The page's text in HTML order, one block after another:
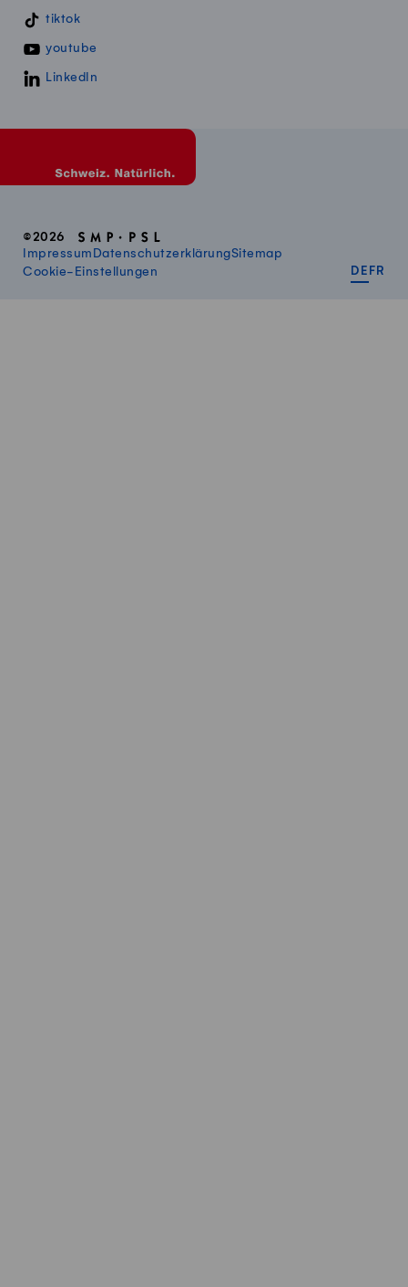
tiktok
youtube
LinkedIn
©2026
Impressum DatenschutzerklärungSitemap
Cookie-Einstellungen
DE FR